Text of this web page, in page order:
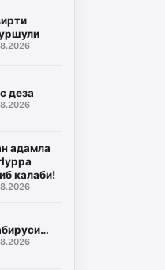
деза
адамла
калаби!